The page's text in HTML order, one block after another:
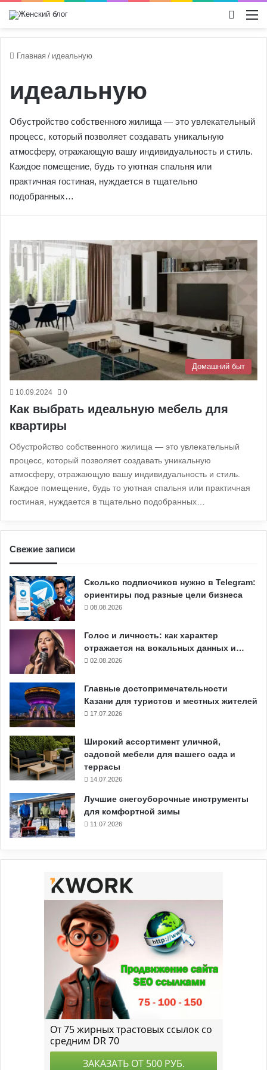
Главная / идеальную
идеальную
Обустройство собственного жилища — это увлекательный
процесс, который позволяет создавать уникальную
атмосферу, отражающую вашу индивидуальность и стиль.
Каждое помещение, будь то уютная спальня или
практичная гостиная, нуждается в тщательно
подобранных…
Домашний быт
10.09.2024 0
Как выбрать идеальную мебель для
квартиры
Обустройство собственного жилища — это увлекательный
процесс, который позволяет создавать уникальную
атмосферу, отражающую вашу индивидуальность и стиль.
Каждое помещение, будь то уютная спальня или практичная
гостиная, нуждается в тщательно подобранных…
Свежие записи
Сколько подписчиков нужно в Telegram:
ориентиры под разные цели бизнеса
08.08.2026
Голос и личность: как характер
отражается на вокальных данных и…
02.08.2026
Главные достопримечательности
Казани для туристов и местных жителей
17.07.2026
Широкий ассортимент уличной,
садовой мебели для вашего сада и
террасы
14.07.2026
Лучшие снегоуборочные инструменты
для комфортной зимы
11.07.2026